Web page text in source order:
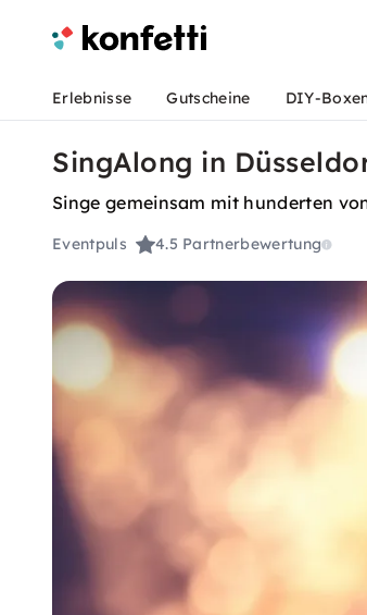
Erlebnisse Gutscheine DIY-
SingAlong in
Singe gemeinsam mit hunderten
Eventpuls 4.5 Partnerbewertung